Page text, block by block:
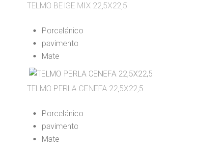
TELMO BEIGE MIX 22,5X22,5
Porcelánico
pavimento
Mate
TELMO PERLA CENEFA 22,5X22,5
Porcelánico
pavimento
Mate